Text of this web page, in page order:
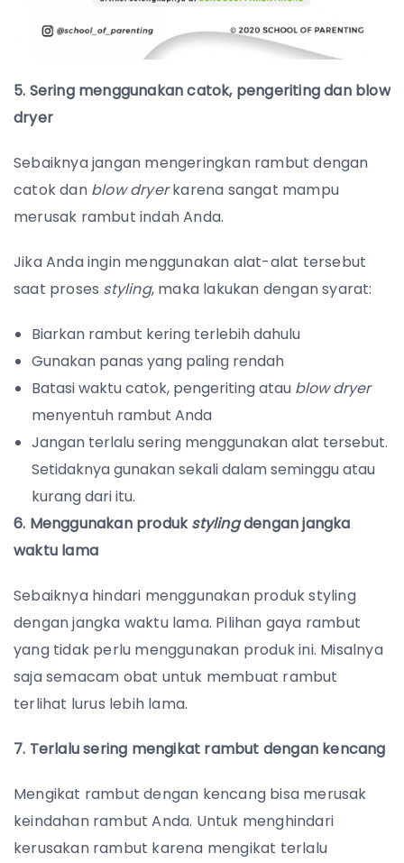
5. Sering menggunakan catok, pengeriting dan blow
dryer
Sebaiknya jangan mengeringkan rambut dengan
catok dan blow dryerkarena sangat mampu
merusak rambut indah Anda.
Jika Anda ingin menggunakan alat-alat tersebut
saat proses styling, maka lakukan dengan syarat:
Biarkan rambut kering terlebih dahulu
Gunakan panas yang paling rendah
Batasi waktu catok, pengeriting atau blow dryer
menyentuh rambut Anda
Jangan terlalu sering menggunakan alat tersebut.
Setidaknya gunakan sekali dalam seminggu atau
kurang dari itu.
6. Menggunakan produkstylingdengan jangka
waktu lama
Sebaiknya hindari menggunakan produk styling
dengan jangka waktu lama. Pilihan gaya rambut
yang tidak perlu menggunakan produk ini. Misalnya
saja semacam obat untuk membuat rambut
terlihat lurus lebih lama.
7. Terlalu sering mengikat rambut dengan kencang
Mengikat rambut dengan kencang bisa merusak
keindahan rambut Anda. Untuk menghindari
kerusakan rambut karena mengikat terlalu